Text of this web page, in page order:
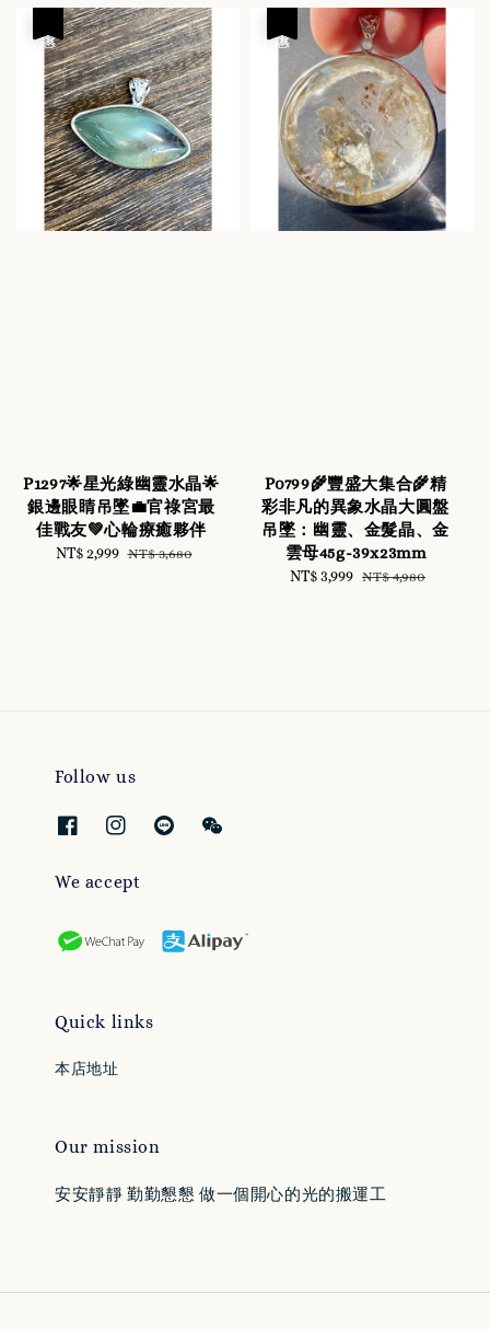
P1297🌟星光綠幽靈水晶🌟
銀邊眼睛吊墜💼官祿宮最
佳戰友💚心輪療癒夥伴
Sale
NT$ 2,999 Regular
NT$ 3,680
P0799🌾豐盛大集合🌾精
彩非凡的異象水晶大圓盤
吊墜：幽靈、金髮晶、金
雲母45g-39x23mm
Sale
NT$ 3,999 Regular
NT$ 4,980
Follow us
We accept
Quick links
本店地址
Our mission
安安靜靜 勤勤懇懇 做一個開心的光的搬運工